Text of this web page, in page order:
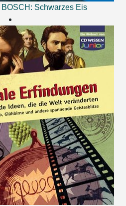
BOSCH: Schwarzes Eis